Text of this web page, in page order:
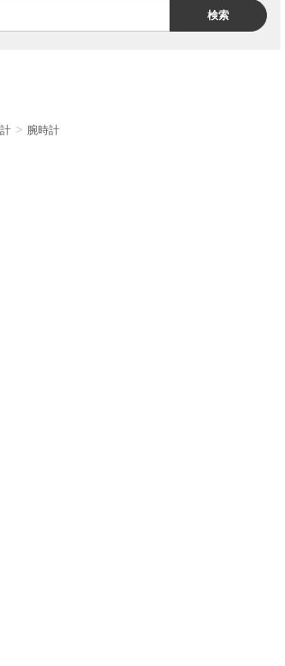
腕時計
検索